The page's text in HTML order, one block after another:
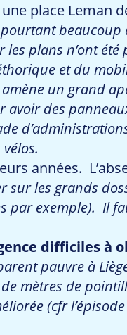
place Leman
beaucoup
plans n’ont été
et du
un grand
des
années.
sur les grands
par exemple). Il
difficiles à
pauvre à
mètres de
(cfr